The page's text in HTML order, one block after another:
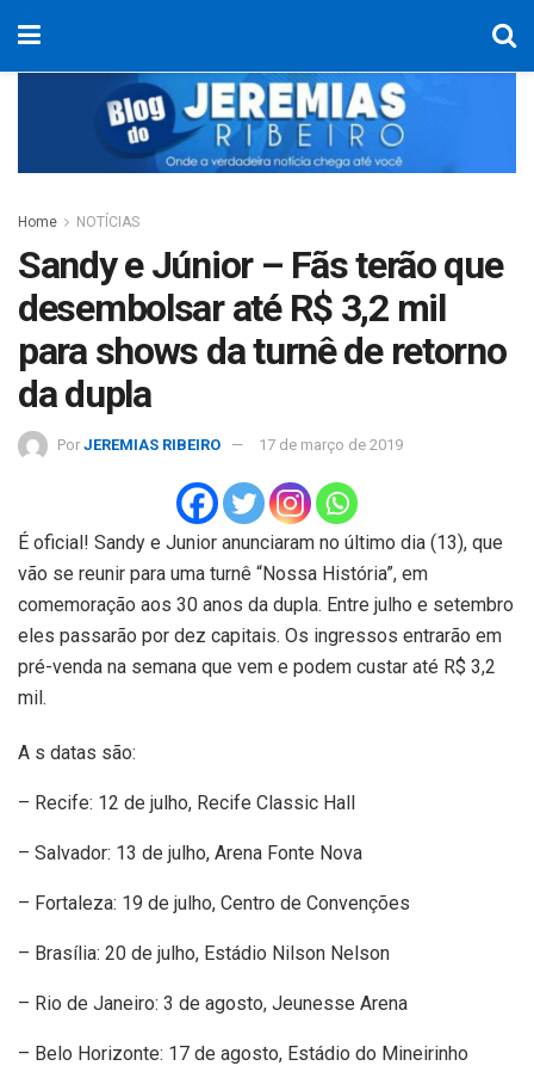
Home NOTÍCIAS
Sandy e Júnior – Fãs terão que
desembolsar até R$ 3,2 mil
para shows da turnê de retorno
da dupla
Por JEREMIAS RIBEIRO 17 de março de 2019
É oficial! Sandy e Junior anunciaram no último dia (13), que
vão se reunir para uma turnê “Nossa História”, em
comemoração aos 30 anos da dupla. Entre julho e setembro
eles passarão por dez capitais. Os ingressos entrarão em
pré-venda na semana que vem e podem custar até R$ 3,2
mil.
A s datas são:
– Recife: 12 de julho, Recife Classic Hall
– Salvador: 13 de julho, Arena Fonte Nova
– Fortaleza: 19 de julho, Centro de Convenções
– Brasília: 20 de julho, Estádio Nilson Nelson
– Rio de Janeiro: 3 de agosto, Jeunesse Arena
– Belo Horizonte: 17 de agosto, Estádio do Mineirinho